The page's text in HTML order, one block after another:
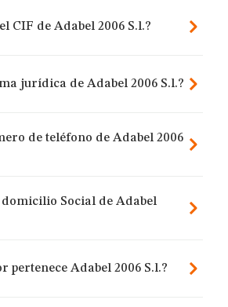
CIF de Adabel 2006 S.l.?
jurídica de Adabel 2006 S.l.?
de teléfono de Adabel 2006
domicilio Social de Adabel
pertenece Adabel 2006 S.l.?